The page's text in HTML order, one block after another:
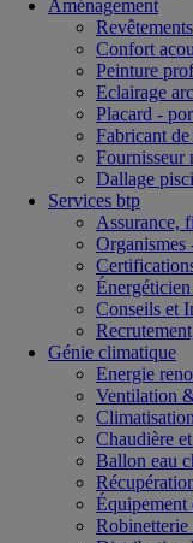
Aménagement
Confort
Peinture
Eclairage
Placard -
Fabricant
Fournisseur
Dallage
Services btp
Assurance,
Organismes
Conseils et
Génie climatique
Energie
Ventilation
Chaudière
Ballon eau
Équipement
Robinetterie